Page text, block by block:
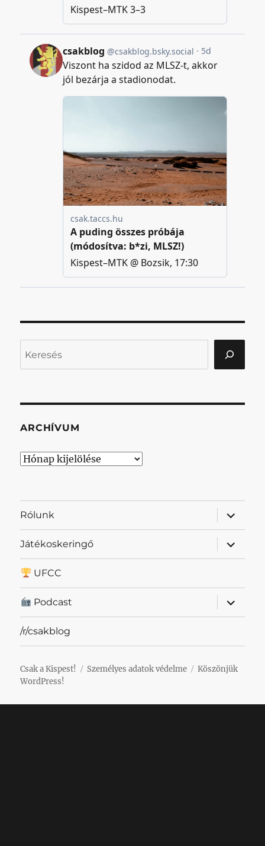
ARCHÍVUM
Archívum
Rólunk
almenü
Játékoskeringő
almenü
UFCC
Podcast
almenü
/r/csakblog
Csak a Kispest! Személyes adatok védelme
Köszönjük
WordPress!